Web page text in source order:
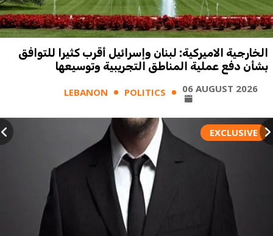
الخارجية الاميركية: لبنان وإسرائيل أقرب كثيرا للتوافق
بشأن دفع عملية المناطق التجريبية وتوسيعها
LEBANON POLITICS 06 AUGUST 2026
EXCLUSIVE